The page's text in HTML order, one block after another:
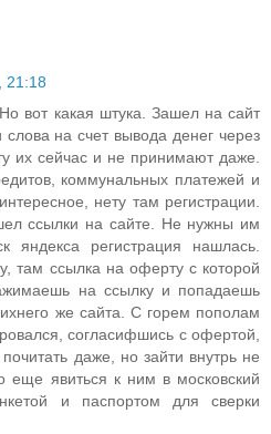
21:18
вот какая штука. Зашел на сайт
на счет вывода денег через
их сейчас и не принимают даже.
коммунальных платежей и
нету там регистрации.
ссылки на сайте. Не нужны им
яндекса регистрация нашлась.
там ссылка на оферту с которой
на ссылку и попадаешь
же сайта. С горем пополам
согласифшись с офертой,
даже, но зайти внутрь не
еще явиться к ним в московский
и паспортом для сверки